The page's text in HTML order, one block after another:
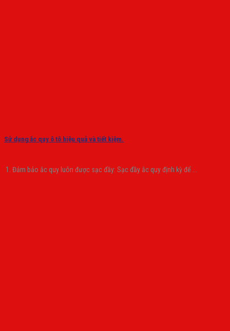
Sử dụng ắc quy ô tô hiệu quả và tiết kiệm.
1. Đảm bảo ắc quy luôn được sạc đầy: Sạc đầy ắc quy định kỳ để ...